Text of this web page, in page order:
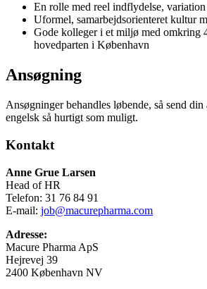
En rolle med reel indflydelse,
Uformel, samarbejdsorienteret kultur
Gode kolleger i et miljø med omkring
hovedparten i København
Ansøgning
Ansøgninger behandles løbende, så send
engelsk så hurtigt som muligt.
Kontakt
Anne Grue Larsen
Head of HR
Telefon: 31 76 84 91
E-mail: job@macurepharma.com
Adresse:
Macure Pharma ApS
Hejrevej 39
2400 København NV